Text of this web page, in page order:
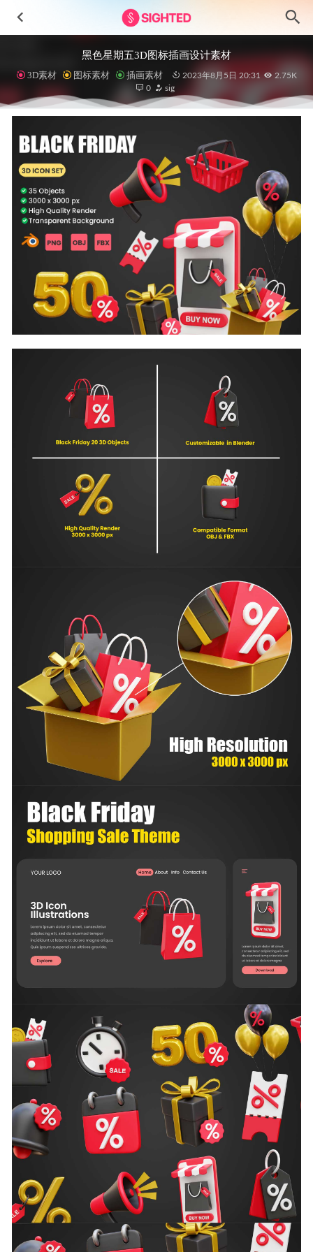
黑色星期五3D图标插画设计素材
3D素材 图标素材 插画素材 2023年8月5日 20:31
2.75K
0
sig
Destino社交约会app ui设计 .xd .sketch .psd素材
2022-05-13
NFTs Art – NFT数字藏品网站模板素材 2023-07-06
医疗app ui设计 .fig .xd素材 2021-08-18
3D 女性角色姿势插画设计 .blend素材 2022-03-31
Studio Records-音乐播放和社交媒体应用程序UI设计套件
2024-12-05